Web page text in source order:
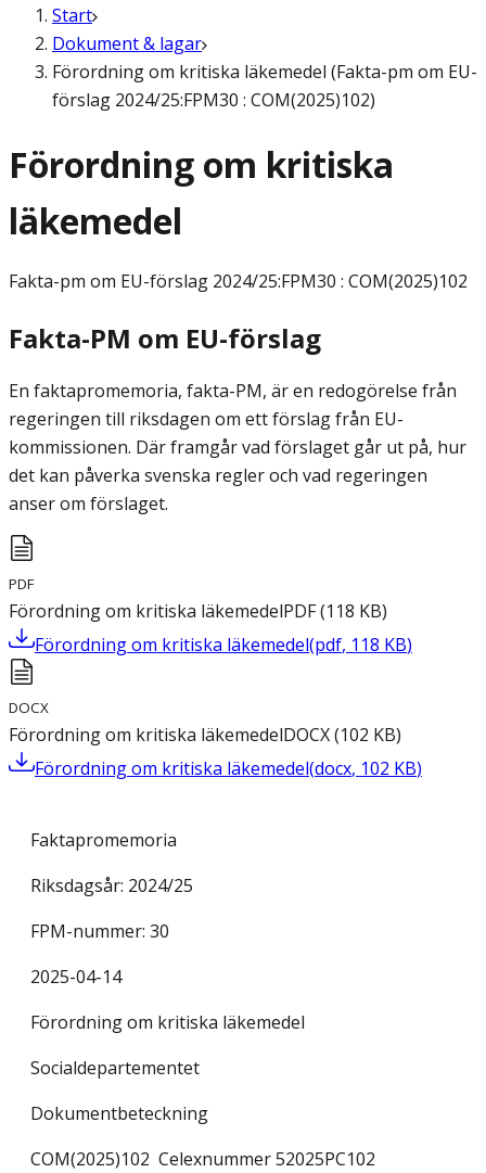
Start
Dokument & lagar
Förordning om kritiska läkemedel (Fakta-pm om EU-
förslag 2024/25:FPM30 : COM(2025)102)
Förordning om kritiska
läkemedel
Fakta-pm om EU-förslag 2024/25:FPM30 : COM(2025)102
Fakta-PM om EU-förslag
En faktapromemoria, fakta-PM, är en redogörelse från
regeringen till riksdagen om ett förslag från EU-
kommissionen. Där framgår vad förslaget går ut på, hur
det kan påverka svenska regler och vad regeringen
anser om förslaget.
PDF
Förordning om kritiska läkemedelPDF(118 KB)
Förordning om kritiska läkemedel(pdf, 118 KB)
DOCX
Förordning om kritiska läkemedelDOCX(102 KB)
Förordning om kritiska läkemedel(docx, 102 KB)
Faktapromemoria
Riksdagsår: 2024/25
FPM-nummer: 30
2025-04-14
Förordning om kritiska läkemedel
Socialdepartementet
Dokumentbeteckning
COM(2025)102 Celexnummer 52025PC102